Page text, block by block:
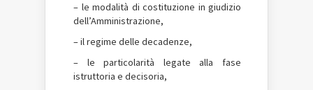
– le modalità di costituzione in giudizio
dell’Amministrazione,
–il regime delle decadenze,
– le particolarità legate alla fase
istruttoria e decisoria,